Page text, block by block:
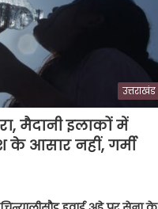
उत्तराखंड
मैदानी इलाकों में
के आसार नहीं, गर्मी